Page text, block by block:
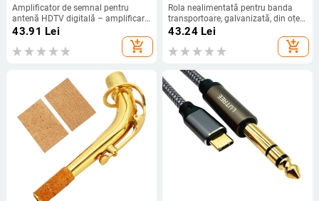
Amplificator de semnal pentru
antenă HDTV digitală – amplificare
stereo pentru antene europene și
43.91 Lei
add_shopping_cart
Rola nealimentată pentru banda
transportoare, galvanizată, din oțel
inoxidabil sau oțel carbon, pentru
43.24Lei
add_shopping_cart